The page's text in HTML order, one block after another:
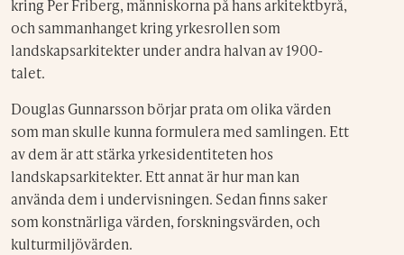
kring Per Friberg, människorna på hans arkitektbyrå,
och sammanhanget kring yrkesrollen som
landskapsarkitekter under andra halvan av 1900-
talet.
Douglas Gunnarsson börjar prata om olika värden
som man skulle kunna formulera med samlingen. Ett
av dem är att stärka yrkesidentiteten hos
landskapsarkitekter. Ett annat är hur man kan
använda dem i undervisningen. Sedan finns saker
som konstnärliga värden, forskningsvärden, och
kulturmiljövärden.